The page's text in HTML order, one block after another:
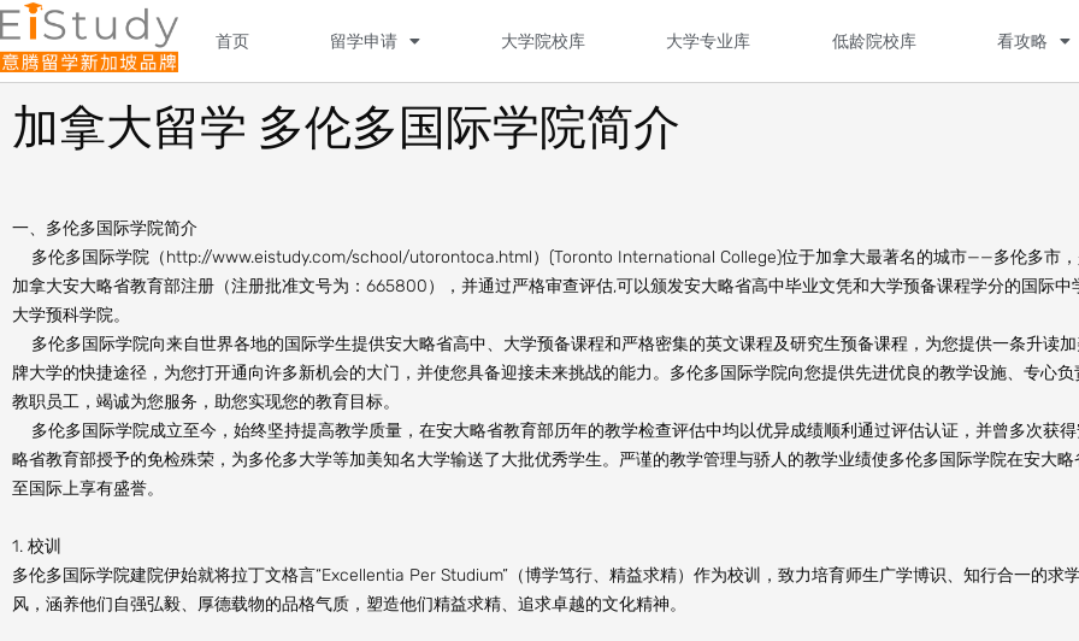
Skip
to
content
首页 留学申请 大学院校库 大学专业库 低龄院校库 看攻略
加拿大留学 多伦多国际学院简介
一、多伦多国际学院简介
多伦多国际学院（http://www.eistudy.com/school/utorontoca.html）(Toronto International College)位于加拿大最著名的城市——多伦多市
加拿大安大略省教育部注册（注册批准文号为：665800），并通过严格审查评估,可以颁发安大略省高中毕业文凭和大学预备课程学分的国际中
大学预科学院。
多伦多国际学院向来自世界各地的国际学生提供安大略省高中、大学预备课程和严格密集的英文课程及研究生预备课程，为您提供一条升读加
牌大学的快捷途径，为您打开通向许多新机会的大门，并使您具备迎接未来挑战的能力。多伦多国际学院向您提供先进优良的教学设施、专心负
教职员工，竭诚为您服务，助您实现您的教育目标。
多伦多国际学院成立至今，始终坚持提高教学质量，在安大略省教育部历年的教学检查评估中均以优异成绩顺利通过评估认证，并曾多次获
略省教育部授予的免检殊荣，为多伦多大学等加美知名大学输送了大批优秀学生。严谨的教学管理与骄人的教学业绩使多伦多国际学院在安大略
至国际上享有盛誉。
1. 校训
多伦多国际学院建院伊始就将拉丁文格言“Excellentia Per Studium”（博学笃行、精益求精）作为校训，致力培育师生广学博识、知行合一的求
风，涵养他们自强弘毅、厚德载物的品格气质，塑造他们精益求精、追求卓越的文化精神。